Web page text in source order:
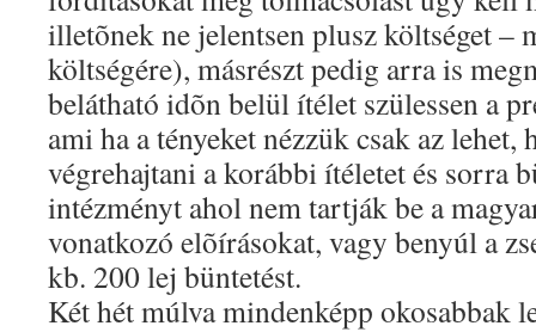
illetõnek ne jelentsen plusz költséget –
költségére), másrészt pedig arra is
belátható idõn belül ítélet szülessen a
ami ha a tényeket nézzük csak az
végrehajtani a korábbi ítéletet és sorra
intézményt ahol nem tartják be a
vonatkozó elõírásokat, vagy benyúl a
kb. 200 lej büntetést.
Két hét múlva mindenképp okosabbak